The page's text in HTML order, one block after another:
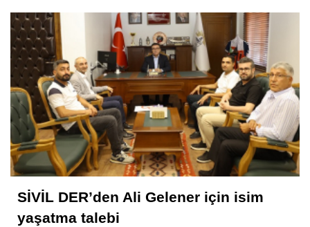
SİVİL DER’den Ali Gelener için isim
yaşatma talebi